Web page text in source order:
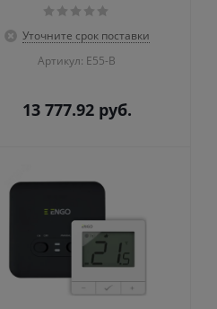
Уточните срок поставки
Артикул: E55-B
13 777.92руб.